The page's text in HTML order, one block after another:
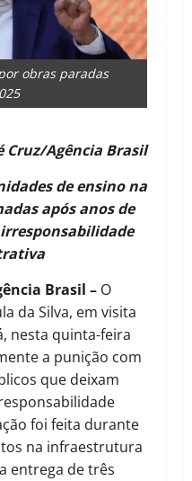
obras paradas
Cruz/Agência Brasil
de ensino na
após anos de
Brasil – O
da Silva, em visita
nesta quinta-feira
a punição com
que deixam
foi feita durante
na infraestrutura
entrega de três